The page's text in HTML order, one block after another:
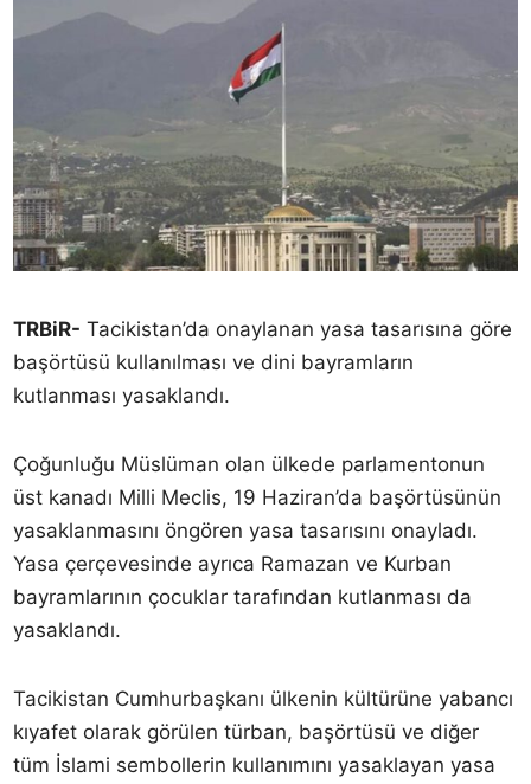
TRBiR- Tacikistan’da onaylanan yasa tasarısına göre
başörtüsü kullanılması ve dini bayramların
kutlanması yasaklandı.
Çoğunluğu Müslüman olan ülkede parlamentonun
üst kanadı Milli Meclis, 19 Haziran’da başörtüsünün
yasaklanmasını öngören yasa tasarısını onayladı.
Yasa çerçevesinde ayrıca Ramazan ve Kurban
bayramlarının çocuklar tarafından kutlanması da
yasaklandı.
Tacikistan Cumhurbaşkanı ülkenin kültürüne yabancı
kıyafet olarak görülen türban, başörtüsü ve diğer
tüm İslami sembollerin kullanımını yasaklayan yasa